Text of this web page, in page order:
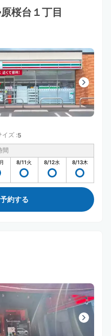
桜台１丁目
イズ :5
間
月 8/11火 8/12水 8/13木
約する